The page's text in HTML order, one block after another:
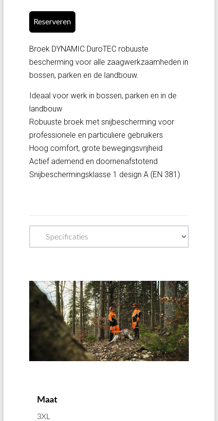
Reserveren
Broek DYNAMIC DuroTEC robuuste
bescherming voor alle zaagwerkzaamheden in
bossen, parken en de landbouw.
Ideaal voor werk in bossen, parken en in de
landbouw
Robuuste broek met snijbescherming voor
professionele en particuliere gebruikers
Hoog comfort, grote bewegingsvrijheid
Actief ademend en doornenafstotend
Snijbeschermingsklasse 1 design A (EN 381)
Maat
3XL